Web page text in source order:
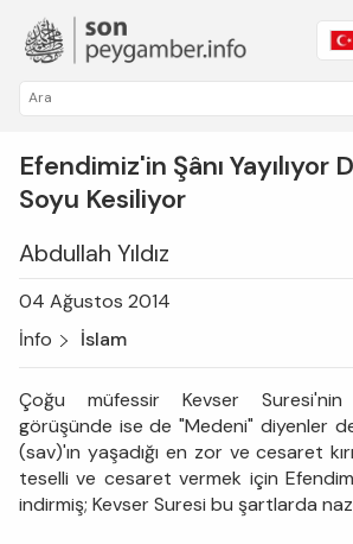
Efendimiz'in Şânı Yayılıyor
Soyu Kesiliyor
Abdullah Yıldız
04 Ağustos 2014
İnfo
İslam
Çoğu müfessir Kevser
görüşünde ise de "Medeni" diyenler
(sav)'ın yaşadığı en zor ve cesaret
teselli ve cesaret vermek için
indirmiş; Kevser Suresi bu şartlarda